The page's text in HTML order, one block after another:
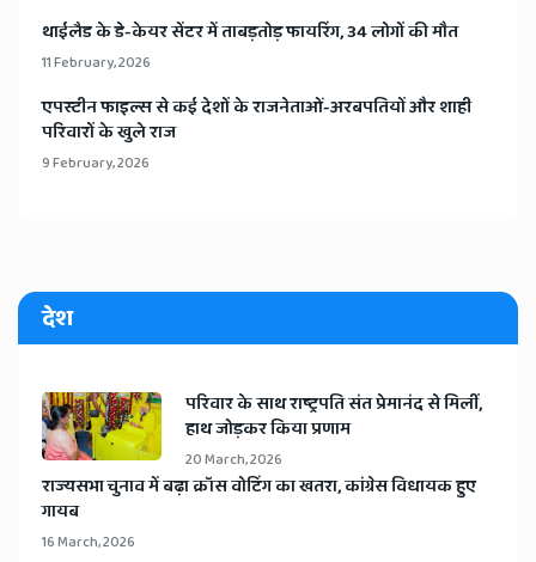
​थाईलैड के डे-केयर सेंटर में ताबड़तोड़ फायरिंग, 34 लोगों की मौत
11 February, 2026
​एपस्टीन फाइल्स से कई देशों के राजनेताओं-अरबपतियों और शाही
परिवारों के खुले राज
9 February, 2026
देश
​परिवार के साथ राष्ट्रपति संत प्रेमानंद से मिलीं,
हाथ जोड़कर किया प्रणाम
20 March, 2026
​राज्यसभा चुनाव में बढ़ा क्रॉस वोटिंग का खतरा, कांग्रेस विधायक हुए
गायब
16 March, 2026